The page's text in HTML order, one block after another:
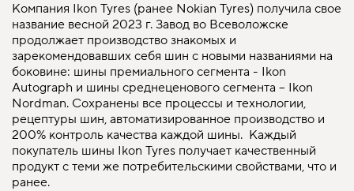
Компания Ikon Tyres (ранее Nokian Tyres) получила свое
название весной 2023 г. Завод во Всеволожске
продолжает производство знакомых и
зарекомендовавших себя шин с новыми названиями на
боковине: шины премиального сегмента - Ikon
Autograph и шины среднеценового сегмента – Ikon
Nordman. Сохранены все процессы и технологии,
рецептуры шин, автоматизированное производство и
200% контроль качества каждой шины. Каждый
покупатель шины Ikon Tyres получает качественный
продукт с теми же потребительскими свойствами, что и
ранее.